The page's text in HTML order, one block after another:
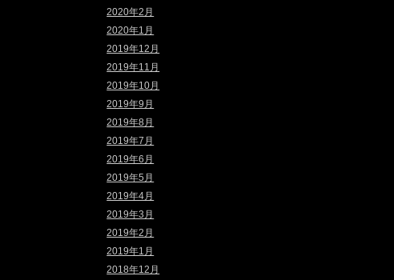
2020年2月
2020年1月
2019年12月
2019年11月
2019年10月
2019年9月
2019年8月
2019年7月
2019年6月
2019年5月
2019年4月
2019年3月
2019年2月
2019年1月
2018年12月